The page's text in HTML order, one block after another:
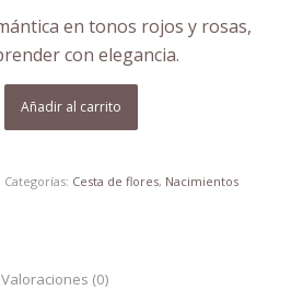
en tonos rojos y rosas,
con elegancia.
Añadir al carrito
Categorías: Cesta de flores, Nacimientos
Valoraciones (0)